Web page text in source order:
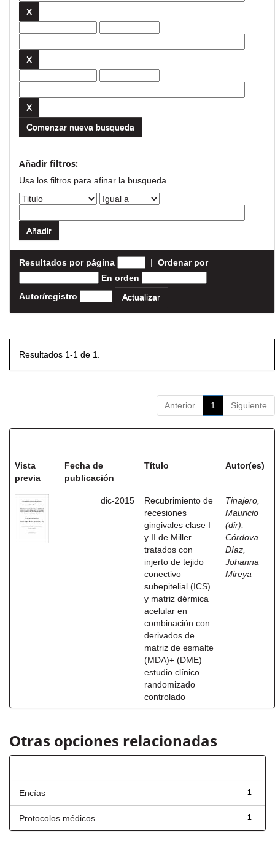
Comenzar nueva busqueda
Añadir filtros:
Usa los filtros para afinar la busqueda.
Resultados por página | Ordenar por
En orden
Autor/registro
Resultados 1-1 de 1.
Anterior 1 Siguiente
Vista
previa
Fecha de
publicación
Título Autor(es)
dic-2015
Recubrimiento de
recesiones
gingivales clase I
y II de Miller
tratados con
injerto de tejido
conectivo
subepitelial (ICS)
y matriz dérmica
acelular en
combinación con
derivados de
matriz de esmalte
(MDA)+ (DME)
estudio clínico
randomizado
controlado
Tinajero,
Mauricio
(dir);
Córdova
Díaz,
Johanna
Mireya
Otras opciones relacionadas
1
Encías
1
Protocolos médicos